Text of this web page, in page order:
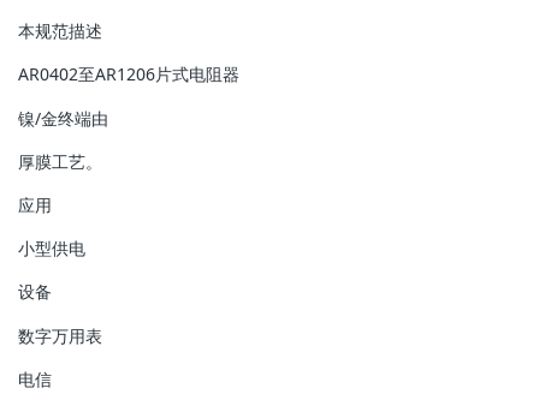
本规范描述
AR0402至AR1206片式电阻器
镍/金终端由
厚膜工艺。
应用
小型供电
设备
数字万用表
电信